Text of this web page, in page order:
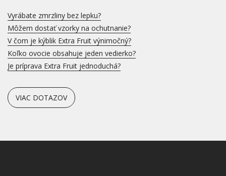
Vyrábate zmrzliny bez lepku?
Môžem dostať vzorky na ochutnanie?
V čom je kýblik Extra Fruit výnimočný?
Koľko ovocie obsahuje jeden vedierko?
Je príprava Extra Fruit jednoduchá?
VIAC DOTAZOV